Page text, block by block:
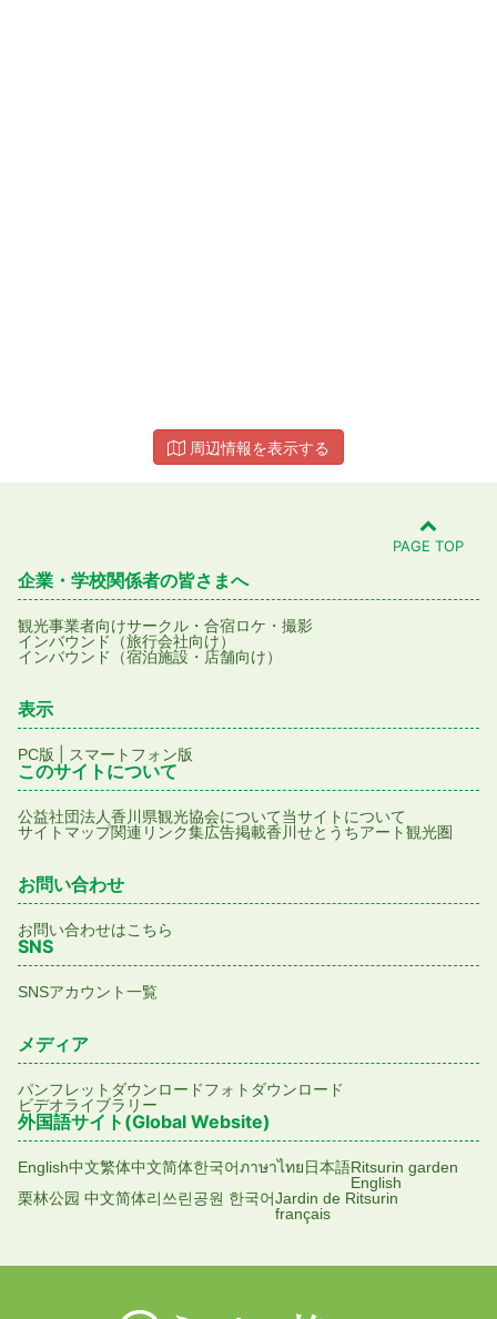
周辺情報を表示する
PAGE TOP
企業・学校関係者の皆さまへ
観光事業者向けサークル・合宿ロケ・撮影
インバウンド（旅行会社向け）
インバウンド（宿泊施設・店舗向け）
表示
PC版 スマートフォン版
このサイトについて
公益社団法人香川県観光協会について当サイトについて
サイトマップ関連リンク集広告掲載香川せとうちアート観光圏
お問い合わせ
お問い合わせはこちら
SNS
SNSアカウント一覧
メディア
パンフレットダウンロードフォトダウンロード
ビデオライブラリー
外国語サイト(Global Website)
English中文繁体中文简体한국어ภาษาไทย日本語Ritsurin garden
English
栗林公园 中文简体리쓰린공원 한국어Jardin de Ritsurin
français